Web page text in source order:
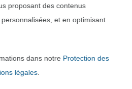
Contact
proposant des contenus
et en optimisant
dans notre Protection des
légales.